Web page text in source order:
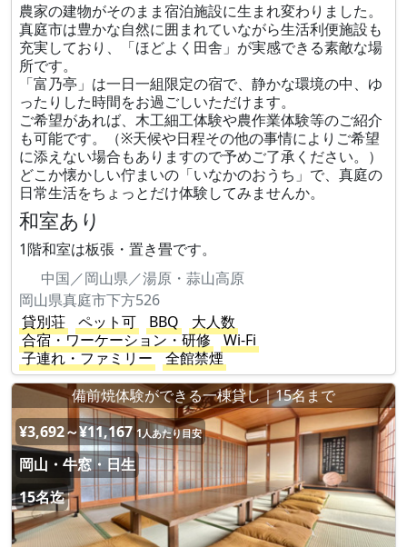
農家の建物がそのまま宿泊施設に生まれ変わりました。
真庭市は豊かな自然に囲まれていながら生活利便施設も
充実しており、「ほどよく田舎」が実感できる素敵な場
所です。
「富乃亭」は一日一組限定の宿で、静かな環境の中、ゆ
ったりした時間をお過ごしいただけます。
ご希望があれば、木工細工体験や農作業体験等のご紹介
も可能です。（※天候や日程その他の事情によりご希望
に添えない場合もありますので予めご了承ください。）
どこか懐かしい佇まいの「いなかのおうち」で、真庭の
日常生活をちょっとだけ体験してみませんか。
和室あり
1階和室は板張・置き畳です。
中国／岡山県／湯原・蒜山高原
岡山県真庭市下方526
貸別荘
ペット可 BBQ
大人数
合宿・ワーケーション・研修
Wi-Fi
子連れ・ファミリー
全館禁煙
備前焼体験ができる一棟貸し｜15名まで
¥3,692～¥11,167 1人あたり目安
岡山・牛窓・日生
15名迄